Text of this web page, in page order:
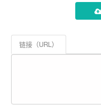
链接（URL）